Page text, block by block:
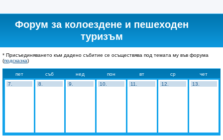
Форум за колоездене и пешеходен
туризъм
* Присъединяването към дадено събитие се осъществява под темата му във форума
(подсказка)
пет съб нед пон вт ср
чет
7.
8. 9. 10. 11. 12. 13.